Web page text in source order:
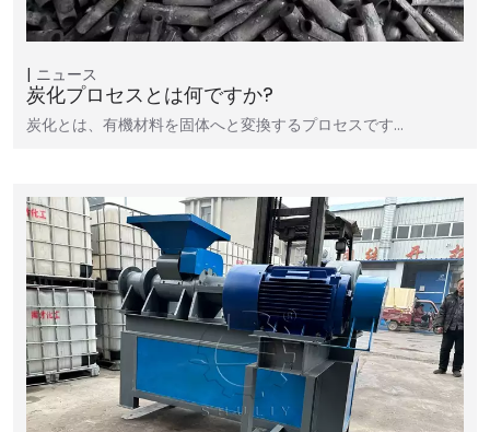
ニュース
炭化プロセスとは何ですか?
炭化とは、有機材料を固体へと変換するプロセスです…